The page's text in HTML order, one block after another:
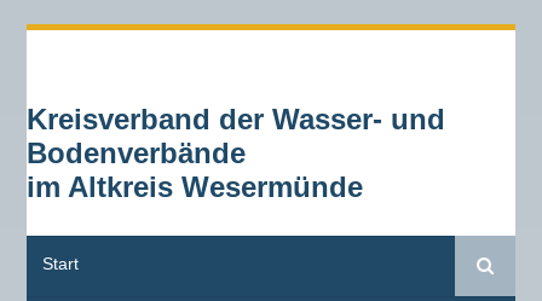
Kreisverband der Wasser- und
Bodenverbände
im Altkreis Wesermünde
Start Suche